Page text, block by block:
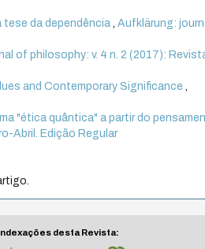
tese da dependência,Aufklärung:
of philosophy: v. 4 n. 2 (2017):
and Contemporary Significance,
"ética quântica" a partir do
Abril. Edição Regular
desta Revista: